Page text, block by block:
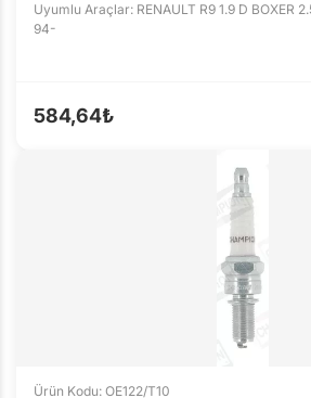
Uyumlu Araçlar: RENAULT R9 1.9 D BOXER
94-
584,64₺
Ürün Kodu: OE122/T10